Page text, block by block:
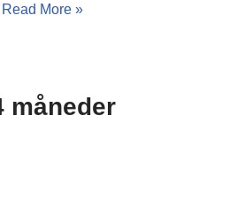
Read More »